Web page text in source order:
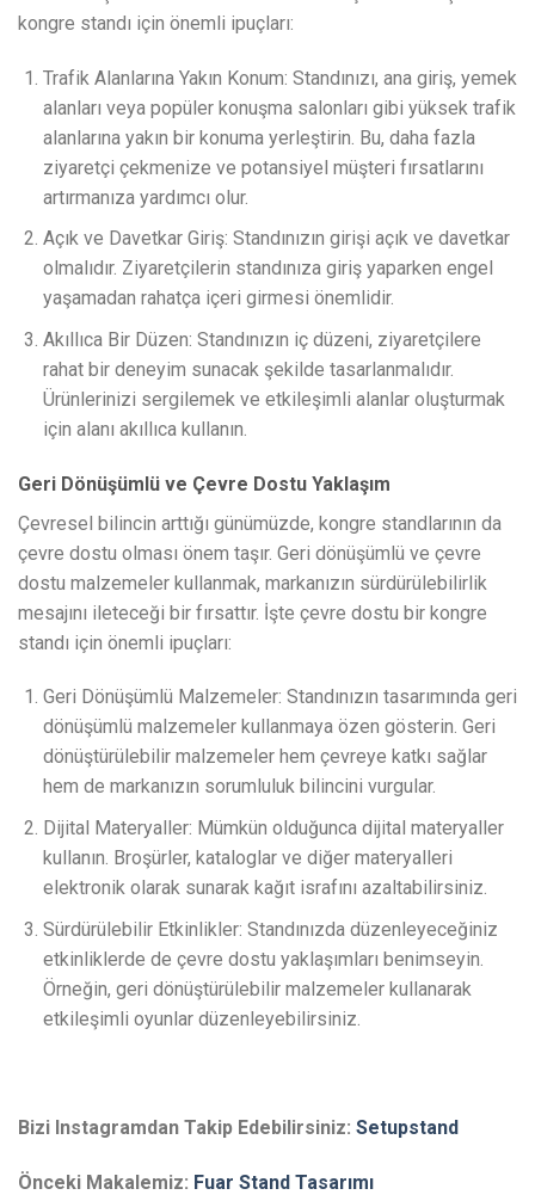
kongre standı için önemli ipuçları:
Trafik Alanlarına Yakın Konum: Standınızı, ana giriş, yemek
alanları veya popüler konuşma salonları gibi yüksek trafik
alanlarına yakın bir konuma yerleştirin. Bu, daha fazla
ziyaretçi çekmenize ve potansiyel müşteri fırsatlarını
artırmanıza yardımcı olur.
Açık ve Davetkar Giriş: Standınızın girişi açık ve davetkar
olmalıdır. Ziyaretçilerin standınıza giriş yaparken engel
yaşamadan rahatça içeri girmesi önemlidir.
Akıllıca Bir Düzen: Standınızın iç düzeni, ziyaretçilere
rahat bir deneyim sunacak şekilde tasarlanmalıdır.
Ürünlerinizi sergilemek ve etkileşimli alanlar oluşturmak
için alanı akıllıca kullanın.
Geri Dönüşümlü ve Çevre Dostu Yaklaşım
Çevresel bilincin arttığı günümüzde, kongre standlarının da
çevre dostu olması önem taşır. Geri dönüşümlü ve çevre
dostu malzemeler kullanmak, markanızın sürdürülebilirlik
mesajını ileteceği bir fırsattır. İşte çevre dostu bir kongre
standı için önemli ipuçları:
Geri Dönüşümlü Malzemeler: Standınızın tasarımında geri
dönüşümlü malzemeler kullanmaya özen gösterin. Geri
dönüştürülebilir malzemeler hem çevreye katkı sağlar
hem de markanızın sorumluluk bilincini vurgular.
Dijital Materyaller: Mümkün olduğunca dijital materyaller
kullanın. Broşürler, kataloglar ve diğer materyalleri
elektronik olarak sunarak kağıt israfını azaltabilirsiniz.
Sürdürülebilir Etkinlikler: Standınızda düzenleyeceğiniz
etkinliklerde de çevre dostu yaklaşımları benimseyin.
Örneğin, geri dönüştürülebilir malzemeler kullanarak
etkileşimli oyunlar düzenleyebilirsiniz.
Bizi Instagramdan Takip Edebilirsiniz: Setupstand
Önceki Makalemiz: Fuar Stand Tasarımı